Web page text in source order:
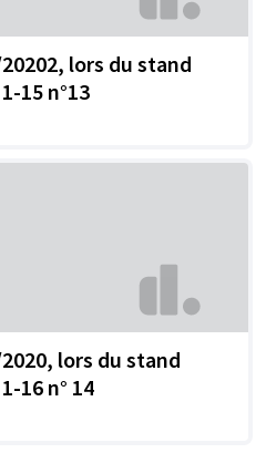
lors du stand
15 n°13
lors du stand
16 n° 14